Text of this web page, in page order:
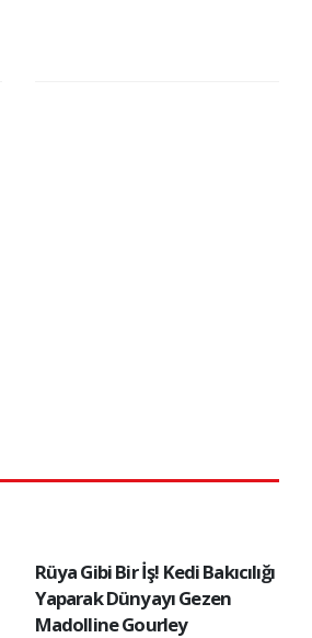
Rüya Gibi Bir İş! Kedi Bakıcılığı
Yaparak Dünyayı Gezen
Madolline Gourley